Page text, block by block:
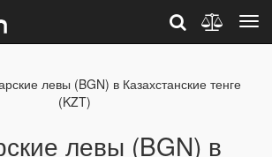
левы (BGN) в Казахстанские тенге
(KZT)
левы (BGN) в